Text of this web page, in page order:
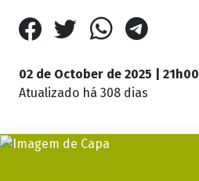
02 de October de 2025 | 21h00
Atualizado há 308 dias